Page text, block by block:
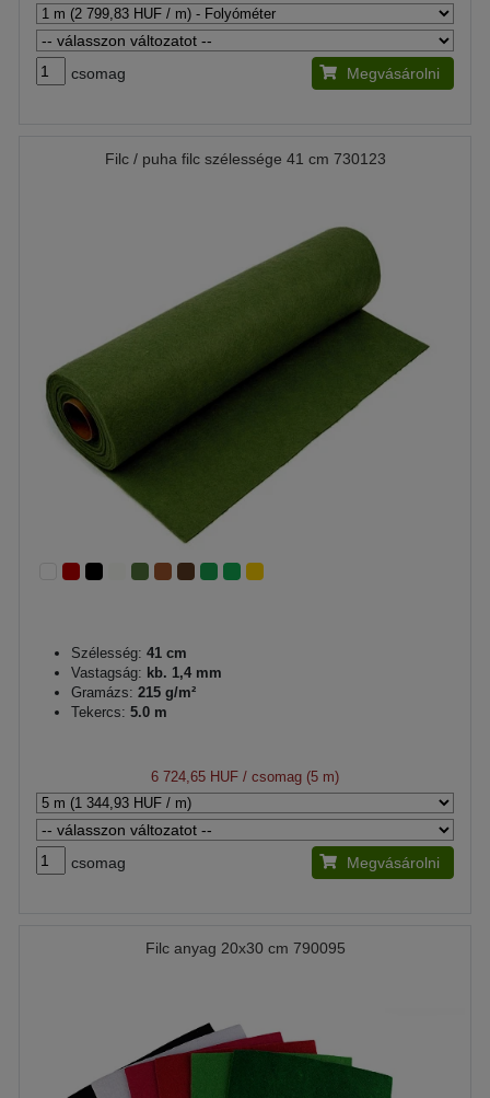
csomag Megvásárolni
Filc / puha filc szélessége 41 cm 730123
Szélesség: 41 cm
Vastagság: kb. 1,4 mm
Gramázs: 215 g/m²
Tekercs: 5.0 m
6 724,65 HUF / csomag (5 m)
csomag Megvásárolni
Filc anyag 20x30 cm 790095